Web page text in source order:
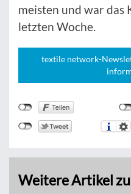
meisten und war
letzten Woche.
textile network-
Weitere Artikel